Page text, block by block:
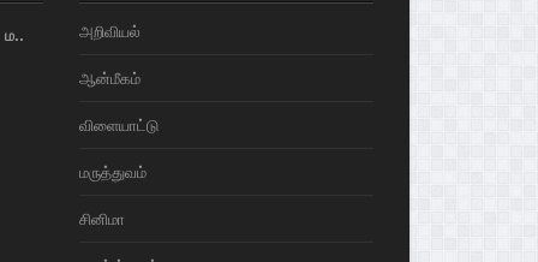
அறிவியல்
ஆன்மீகம்
விளையாட்டு
மரு‌த்துவ‌ம்
சினிமா